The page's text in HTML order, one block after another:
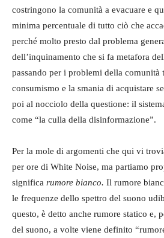
costringono la comunità a evacuare e
minima percentuale di tutto ciò che
perché molto presto dal problema
dell’inquinamento che si fa metafora
passando per i problemi della comunità
consumismo e la smania di acquistare
poi al nocciolo della questione: il
come “la culla della disinformazione”.
Per la mole di argomenti che qui vi
per ore di White Noise, ma partiamo
significa rumore bianco. Il rumore
le frequenze dello spettro del suono
questo, è detto anche rumore statico e,
del suono, a volte viene definito